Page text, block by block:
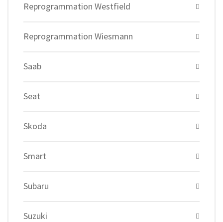
Reprogrammation Westfield
Reprogrammation Wiesmann
Saab
Seat
Skoda
Smart
Subaru
Suzuki